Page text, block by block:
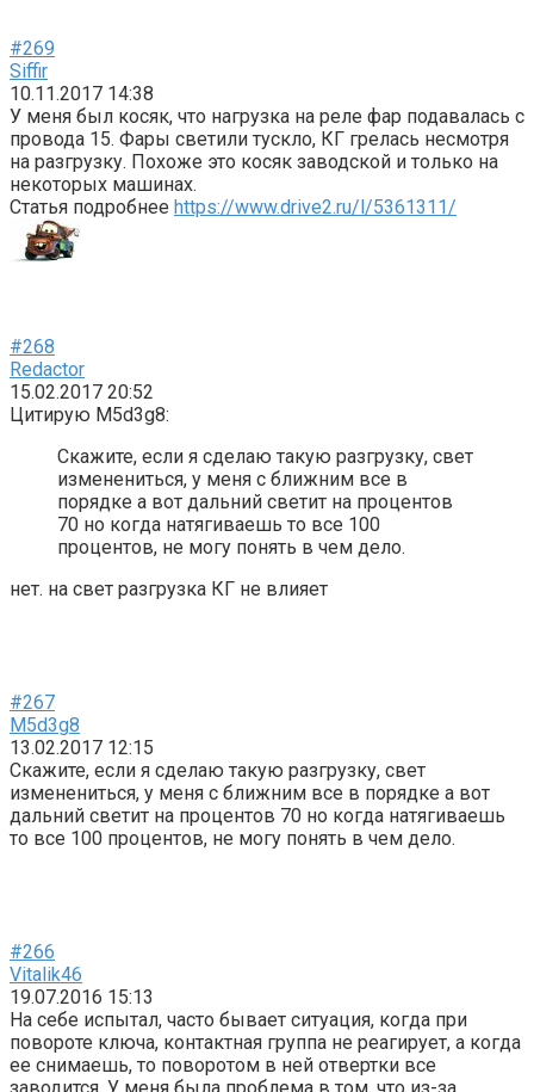
#269
Siffir
10.11.2017 14:38
У меня был косяк, что нагрузка на реле фар подавалась с
провода 15. Фары светили тускло, КГ грелась несмотря
на разгрузку. Похоже это косяк заводской и только на
некоторых машинах.
Статья подробнее https://www.drive2.ru/l/5361311/
#268
Redactor
15.02.2017 20:52
Цитирую M5d3g8:
Скажите, если я сделаю такую разгрузку, свет
изменениться, у меня с ближним все в
порядке а вот дальний светит на процентов
70 но когда натягиваешь то все 100
процентов, не могу понять в чем дело.
нет. на свет разгрузка КГ не влияет
#267
M5d3g8
13.02.2017 12:15
Скажите, если я сделаю такую разгрузку, свет
изменениться, у меня с ближним все в порядке а вот
дальний светит на процентов 70 но когда натягиваешь
то все 100 процентов, не могу понять в чем дело.
#266
Vitalik46
19.07.2016 15:13
На себе испытал, часто бывает ситуация, когда при
повороте ключа, контактная группа не реагирует, а когда
ее снимаешь, то поворотом в ней отвертки все